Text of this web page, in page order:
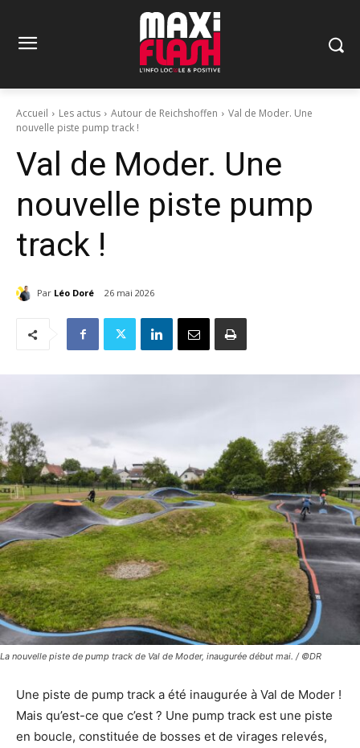
Accueil Les actus Autour de Reichshoffen
Val de Moder. Une
nouvelle piste pump track !
Val de Moder. Une
nouvelle piste pump
track !
Par Léo Doré 26 mai 2026
La nouvelle piste de pump track de Val de Moder, inaugurée début mai. / ©DR
Une piste de pump track a été inaugurée à Val de Moder !
Mais qu’est-ce que c’est ? Une pump track est une piste
en boucle, constituée de bosses et de virages relevés,